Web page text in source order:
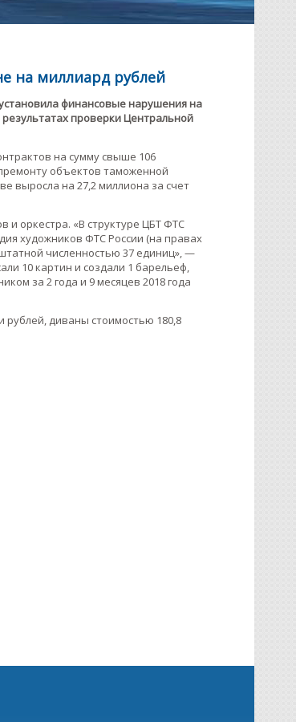
на миллиард рублей
финансовые нарушения на
проверки Центральной
на сумму свыше 106
объектов таможенной
выросла на 27,2 миллиона за счет
оркестра. «В структуре ЦБТ ФТС
художников ФТС России (на правах
численностью 37 единиц», —
10 картин и создали 1 барельеф,
за 2 года и 9 месяцев 2018 года
рублей, диваны стоимостью 180,8